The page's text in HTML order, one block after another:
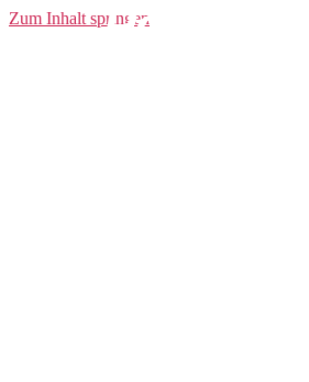
Zum Inhalt springenPolo